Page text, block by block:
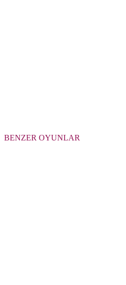
BENZER OYUNLAR